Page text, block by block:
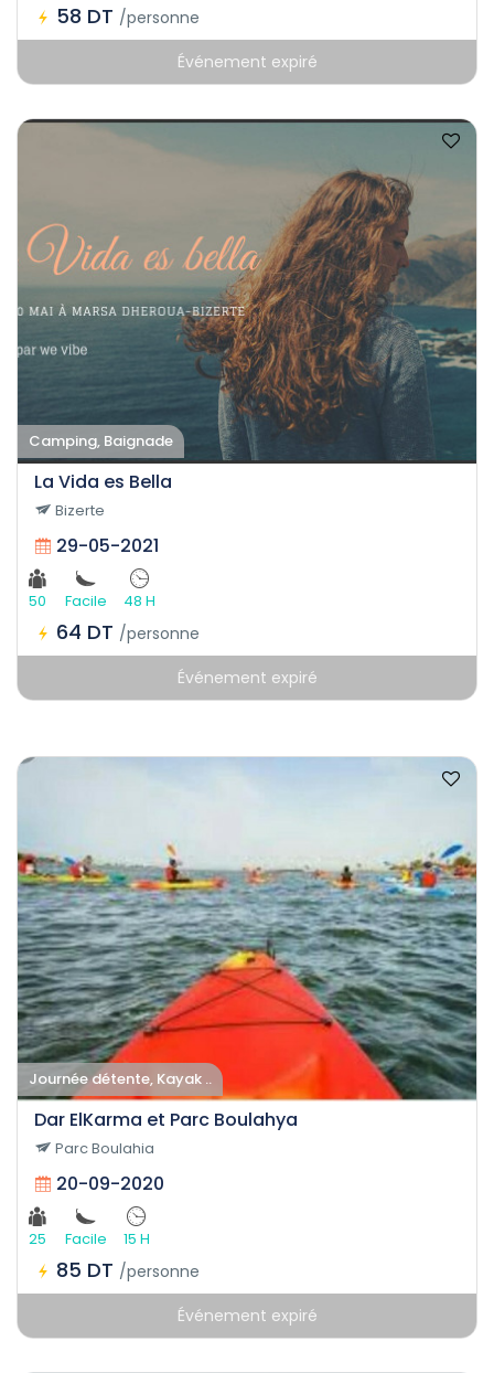
58 DT /personne
Événement expiré
Camping, Baignade
La Vida es Bella
Bizerte
29-05-2021
50 Facile 48 H
64 DT /personne
Événement expiré
Journée détente, Kayak ..
Dar ElKarma et Parc Boulahya
Parc Boulahia
20-09-2020
25 Facile 15 H
85 DT /personne
Événement expiré